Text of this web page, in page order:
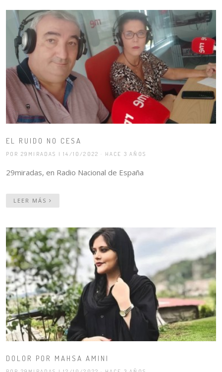
EL RUIDO NO CESA
POR 29MIRADAS | 14/10/2022 · HACE 3 AÑOS
29miradas, en Radio Nacional de España
LEER MÁS
DOLOR POR MAHSA AMINI